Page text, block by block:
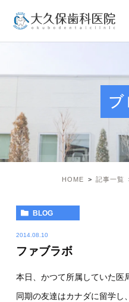
HOME 記事一覧
BLOG
2014.08.10
ファブラボ
本日、かつて所属していた医
同期の友達はカナダに留学し